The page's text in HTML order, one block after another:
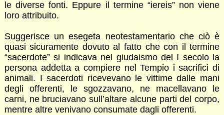
le diverse fonti. Eppure il termine “iereis” non viene
loro attribuito.
Suggerisce un esegeta neotestamentario che ciò è
quasi sicuramente dovuto al fatto che con il termine
“sacerdote” si indicava nel giudaismo del I secolo la
persona addetta a compiere nel Tempio i sacrifici di
animali. I sacerdoti ricevevano le vittime dalle mani
degli offerenti, le sgozzavano, ne macellavano le
carni, ne bruciavano sull’altare alcune parti del corpo,
mentre altre venivano consumate dagli offerenti.